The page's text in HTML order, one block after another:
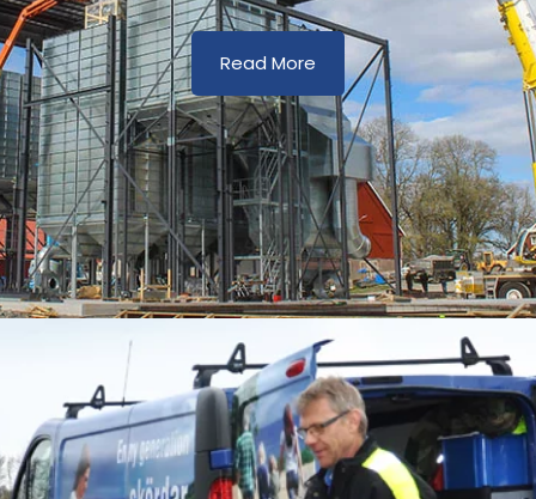
Read More